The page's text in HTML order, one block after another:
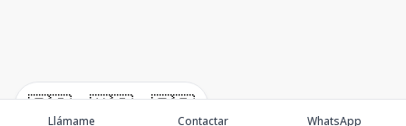
🇪🇸 🇺🇸 🇫🇷
Llámame Contactar WhatsApp